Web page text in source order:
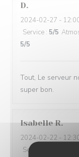
D
2024-02-27 -
Service : 5/5
5/5
Tout, Le serveur
super bon.
Isabelle R
2024-02-22 -
Service